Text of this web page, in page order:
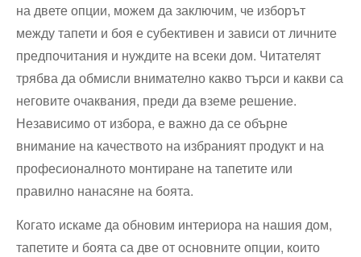
на двете ⁣опции, можем да заключим, че изборът
между тапети и боя е субективен и зависи от личните‌
предпочитания и нуждите на всеки дом. Читателят
трябва да обмисли внимателно какво търси и какви ‌са
неговите очаквания, преди да вземе решение.⁢
Независимо ⁢от избора, е важно да се обърне
внимание на качеството на избраният продукт и на
професионалното монтиране‌ на тапетите или
правилно нанасяне на боята.
Когато искаме да обновим интериора на нашия дом,
тапетите и боята са две от основните опции, които